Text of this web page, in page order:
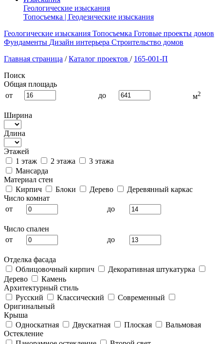
Геологические изыскания
Топосъемка | Геодезические изыскания
Геологические изыскания Топосъемка Готовые проекты домов
Фундаменты Дизайн интерьера Строительство домов
Главная страница / Каталог проектов / 165-001-П
Поиск
Общая площадь
от
до м2
Ширина
Длина
Этажей
1 этаж
2 этажа
3 этажа
Мансарда
Материал стен
Кирпич
Блоки Дерево
Деревянный каркас
Число комнат
от
до
Число спален
от
до
Отделка фасада
Облицовочный кирпич
Декоративная штукатурка
Дерево
Камень
Архитектурный стиль
Русский
Классический
Современный
Оригинальный
Крыша
Односкатная
Двускатная Плоская
Вальмовая
Остекление